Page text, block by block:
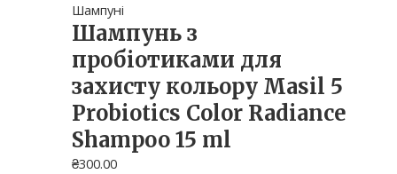
Шампуні
Шампунь з
пробіотиками для
захисту кольору Masil 5
Probiotics Color Radiance
Shampoo 15 ml
₴300.00